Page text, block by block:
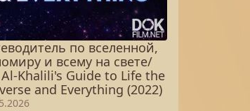
по вселенной,
и всему на свете/
Al-Khalili's Guide to Life the
and Everything (2022)